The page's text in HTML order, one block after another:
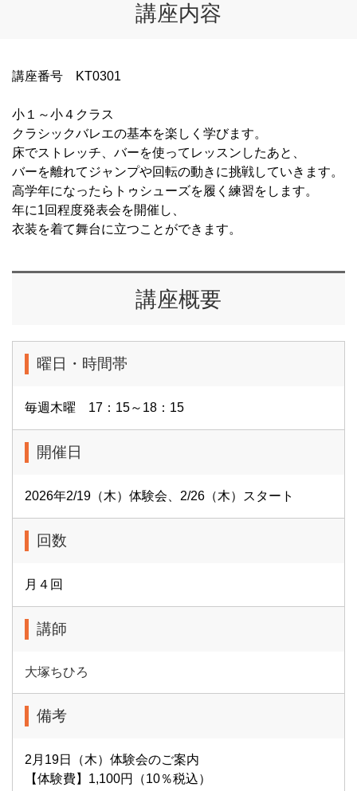
講座内容
講座番号 KT0301
小１～小４クラス
クラシックバレエの基本を楽しく学びます。
床でストレッチ、バーを使ってレッスンしたあと、
バーを離れてジャンプや回転の動きに挑戦していきます。
高学年になったらトゥシューズを履く練習をします。
年に1回程度発表会を開催し、
衣装を着て舞台に立つことができます。
講座概要
曜日・時間帯
毎週木曜 17：15～18：15
開催日
2026年2/19（木）体験会、2/26（木）スタート
回数
月４回
講師
大塚ちひろ
備考
2月19日（木）体験会のご案内
【体験費】1,100円（10％税込）